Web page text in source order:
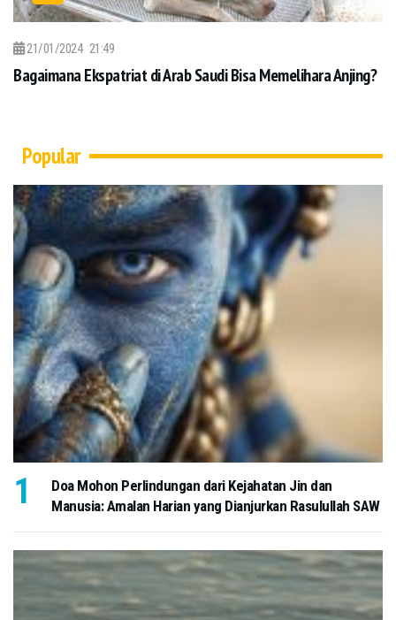
21/01/2024 21:49
Bagaimana Ekspatriat di Arab Saudi Bisa Memelihara Anjing?
Popular
Doa Mohon Perlindungan dari Kejahatan Jin dan
Manusia: Amalan Harian yang Dianjurkan Rasulullah SAW